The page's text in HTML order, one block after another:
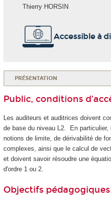
Thierry HORSIN
Accessible à
PRÉSENTATION
Public, conditions
Les auditeurs et auditrices doivent
de base du niveau L2. En
notions de limite, de dérivabilité de
complexes, ainsi que le calcul de
et doivent savoir résoudre une
d'ordre 1 ou 2.
Objectifs pédagogiques